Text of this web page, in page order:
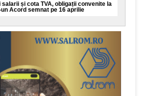
salarii și cota TVA, obligații convenite la
Acord semnat pe 16 aprilie
Finanțelor și ratificat joi de Parlament
țarii
vine din Spania: Mosadul israelian e în
din Ceuta
și de analiza din China
controversata. Potrivit acestor voci, citate
servici